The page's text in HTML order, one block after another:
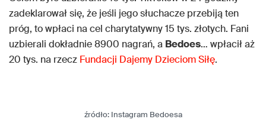
zadeklarował się, że jeśli jego słuchacze przebiją ten
próg, to wpłaci na cel charytatywny 15 tys. złotych. Fani
uzbierali dokładnie 8900 nagrań, a Bedoes… wpłacił aż
20 tys. na rzecz Fundacji Dajemy Dzieciom Siłę.
źródło: Instagram Bedoesa